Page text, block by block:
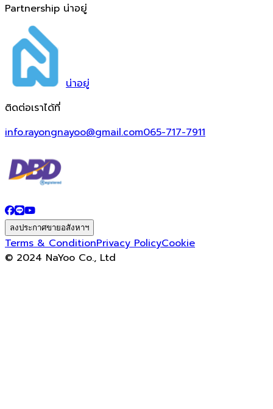
Partnership น่าอยู่
น่าอยู่
ติดต่อเราได้ที่
info.rayongnayoo@gmail.com065-717-7911
ลงประกาศขายอสังหาฯ
Terms & ConditionPrivacy PolicyCookie
© 2024 NaYoo Co., Ltd